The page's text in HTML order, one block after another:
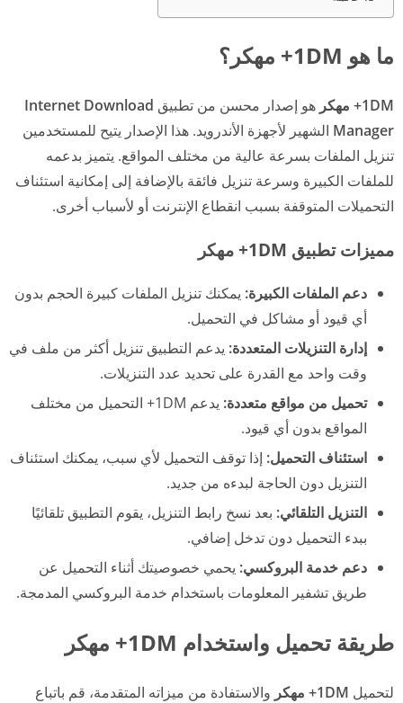
ما هو 1DM+ مهكر؟
1DM+ مهكر هو إصدار محسن من تطبيق Internet Download
Manager الشهير لأجهزة الأندرويد. هذا الإصدار يتيح للمستخدمين
تنزيل الملفات بسرعة عالية من مختلف المواقع. يتميز بدعمه
للملفات الكبيرة وسرعة تنزيل فائقة بالإضافة إلى إمكانية استئناف
التحميلات المتوقفة بسبب انقطاع الإنترنت أو لأسباب أخرى.
مميزات تطبيق 1DM+ مهكر
دعم الملفات الكبيرة: يمكنك تنزيل الملفات كبيرة الحجم بدون
أي قيود أو مشاكل في التحميل.
إدارة التنزيلات المتعددة: يدعم التطبيق تنزيل أكثر من ملف في
وقت واحد مع القدرة على تحديد عدد التنزيلات.
تحميل من مواقع متعددة:
يدعم 1DM+ التحميل من مختلف
المواقع بدون أي قيود.
استئناف التحميل: إذا توقف التحميل لأي سبب، يمكنك استئناف
التنزيل دون الحاجة لبدءه من جديد.
التنزيل التلقائي: بعد نسخ رابط التنزيل، يقوم التطبيق تلقائيًا
ببدء التحميل دون تدخل إضافي.
دعم خدمة البروكسي: يحمي خصوصيتك أثناء التحميل عن
طريق تشفير المعلومات باستخدام خدمة البروكسي المدمجة.
طريقة تحميل واستخدام 1DM+ مهكر
لتحميل 1DM+ مهكر والاستفادة من ميزاته المتقدمة، قم باتباع